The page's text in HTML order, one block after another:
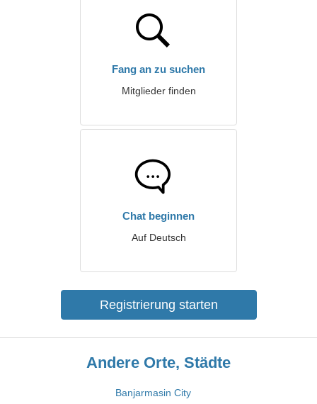
Fang an zu suchen
Mitglieder finden
Chat beginnen
Auf Deutsch
Registrierung starten
Andere Orte, Städte
Banjarmasin City